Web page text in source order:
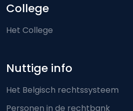
College
Het College
Nuttige info
Het Belgisch rechtssysteem
Personen in de rechtbank